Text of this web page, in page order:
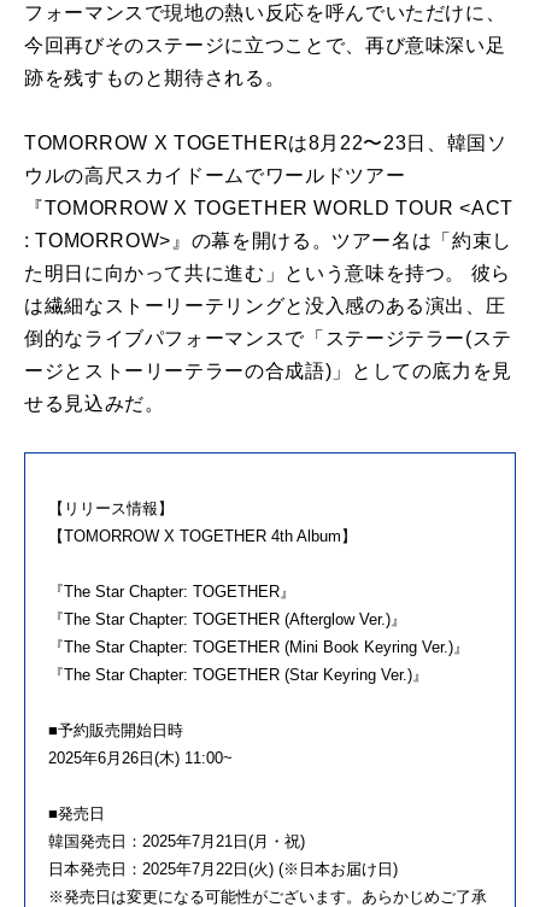
フォーマンスで現地の熱い反応を呼んでいただけに、
今回再びそのステージに立つことで、再び意味深い足
跡を残すものと期待される。
TOMORROW X TOGETHERは8月22〜23日、韓国ソ
ウルの高尺スカイドームでワールドツアー
『TOMORROW X TOGETHER WORLD TOUR <ACT
: TOMORROW>』の幕を開ける。ツアー名は「約束し
た明日に向かって共に進む」という意味を持つ。 彼ら
は繊細なストーリーテリングと没入感のある演出、圧
倒的なライブパフォーマンスで「ステージテラー(ステ
ージとストーリーテラーの合成語)」としての底力を見
せる見込みだ。
【リリース情報】
【TOMORROW X TOGETHER 4th Album】
『The Star Chapter: TOGETHER』
『The Star Chapter: TOGETHER (Afterglow Ver.)』
『The Star Chapter: TOGETHER (Mini Book Keyring Ver.)』
『The Star Chapter: TOGETHER (Star Keyring Ver.)』
■予約販売開始日時
2025年6月26日(木) 11:00~
■発売日
韓国発売日：2025年7月21日(月・祝)
日本発売日：2025年7月22日(火) (※日本お届け日)
※発売日は変更になる可能性がございます。あらかじめご了承